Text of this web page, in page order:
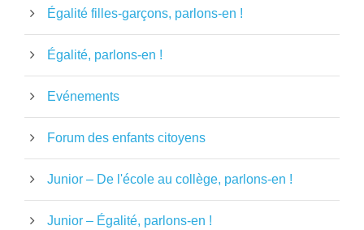
Égalité filles-garçons, parlons-en !
Égalité, parlons-en !
Evénements
Forum des enfants citoyens
Junior – De l'école au collège, parlons-en !
Junior – Égalité, parlons-en !